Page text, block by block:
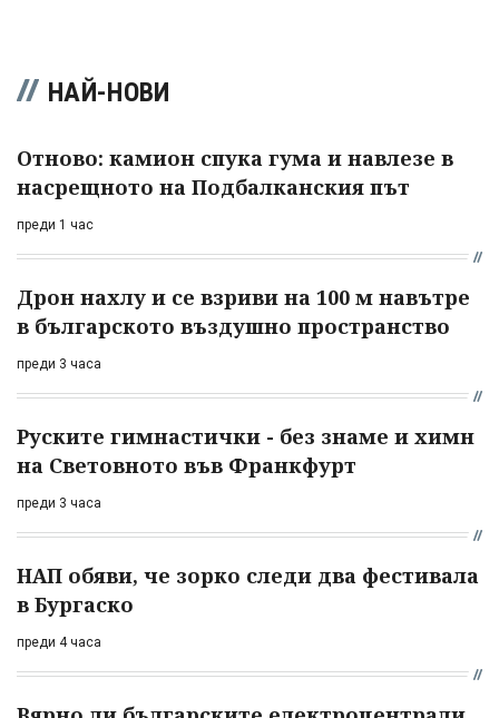
НАЙ-НОВИ
Отново: камион спука гума и навлезе в
насрещното на Подбалканския път
преди 1 час
Дрон нахлу и се взриви на 100 м навътре
в българското въздушно пространство
преди 3 часа
Руските гимнастички - без знаме и химн
на Световното във Франкфурт
преди 3 часа
НАП обяви, че зорко следи два фестивала
в Бургаско
преди 4 часа